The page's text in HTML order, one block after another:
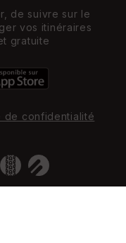
de suivre sur le
vos itinéraires
gratuite
de confidentialité